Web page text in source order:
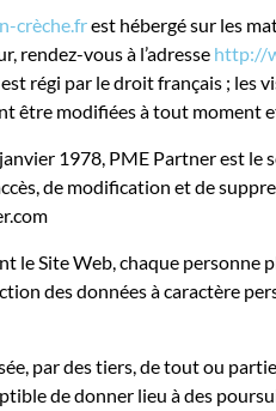
crèche.frest hébergé sur les
rendez-vous à l’adresse http://
régi par le droit français ; les
être modifiées à tout moment
1978, PME Partner est
de modification et de
le Site Web, chaque personne
des données à caractère
par des tiers, de tout ou
de donner lieu à des